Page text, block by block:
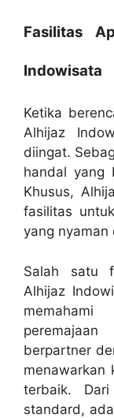
Fasilitas
Indowisata
Ketika
Alhijaz
diingat.
handal yang
Khusus,
fasilitas
yang nyaman
Salah satu
Alhijaz
berpartner
menawarkan
terbaik.
standard,